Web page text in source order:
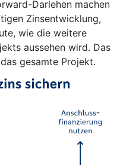
Darlehen machen
Zinsentwicklung,
wie die weitere
aussehen wird. Das
gesamte Projekt.